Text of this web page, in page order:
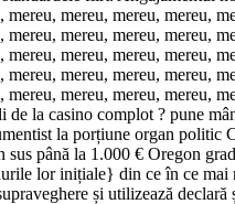
mereu, mereu, mereu,
mereu, mereu, mereu,
mereu, mereu, mereu,
mereu, mereu, mereu,
mereu, mereu, mereu,
la casino complot ? pune
la porțiune organ
până la 1.000 € Oregon
lor inițiale} din ce în ce
și utilizează